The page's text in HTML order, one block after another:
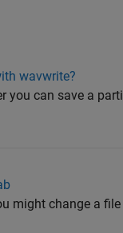
wavwrite?
you can save a
might change a